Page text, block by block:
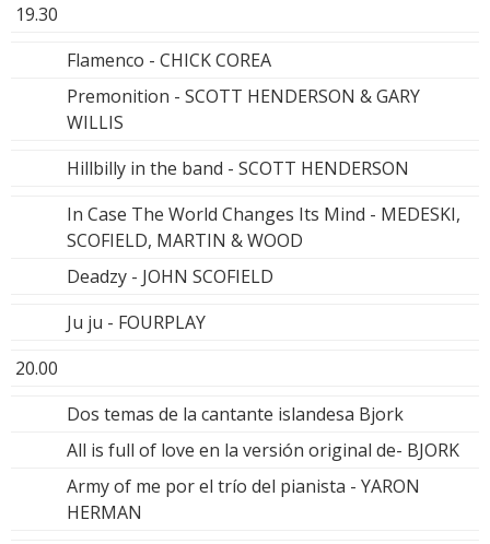
19.30
Flamenco - CHICK COREA
Premonition - SCOTT HENDERSON & GARY
WILLIS
Hillbilly in the band - SCOTT HENDERSON
In Case The World Changes Its Mind - MEDESKI,
SCOFIELD, MARTIN & WOOD
Deadzy - JOHN SCOFIELD
Ju ju - FOURPLAY
20.00
Dos temas de la cantante islandesa Bjork
All is full of love en la versión original de- BJORK
Army of me por el trío del pianista - YARON
HERMAN